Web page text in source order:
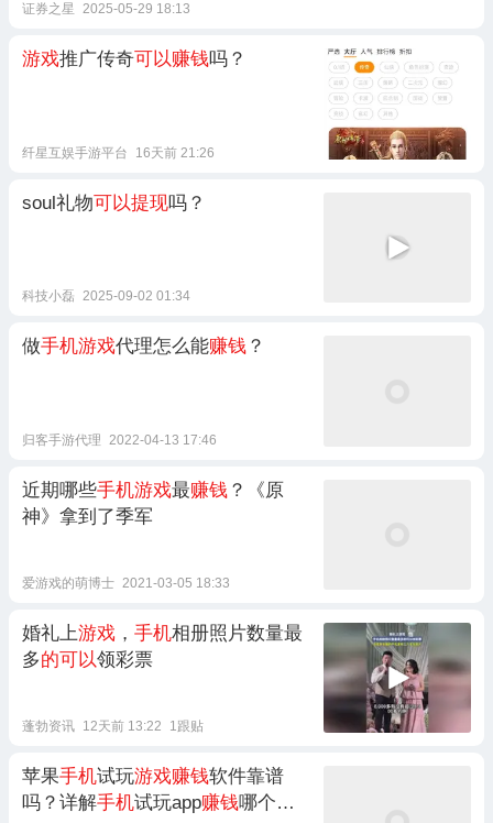
证券之星 2025-05-29 18:13
游戏推广传奇可以赚钱吗？
纤星互娱手游平台 16天前 21:26
soul礼物可以提现吗？
科技小磊 2025-09-02 01:34
做手机游戏代理怎么能赚钱 ？
归客手游代理 2022-04-13 17:46
近期哪些手机游戏最赚钱 ？《原
神》拿到了季军
爱游戏的萌博士 2021-03-05 18:33
婚礼上游戏 ， 手机相册照片数量最
多的可以领彩票
蓬勃资讯 12天前 13:22 1跟贴
苹果手机试玩游戏赚钱软件靠谱
吗？详解手机试玩app赚钱哪个